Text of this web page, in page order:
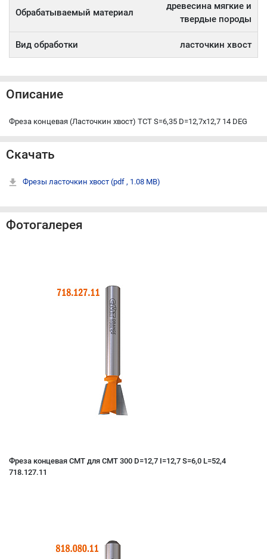
Обрабатываемый материал
древесина мягкие и
твердые породы
Вид обработки ласточкин хвост
Описание
Фреза концевая (Ласточкин хвост) TCT S=6,35 D=12,7x12,7 14 DEG
Скачать
Фрезы ласточкин хвост (pdf , 1.08 MB)
Фотогалерея
Фреза концевая CMT для СМТ 300 D=12,7 I=12,7 S=6,0 L=52,4
718.127.11